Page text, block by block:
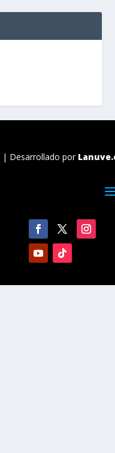
| Desarrollado por